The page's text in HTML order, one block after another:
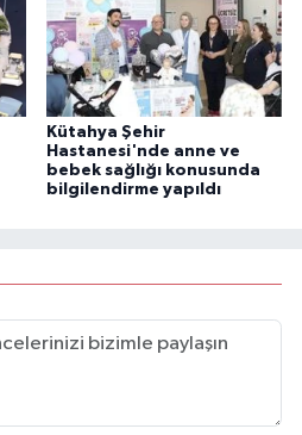
Kütahya Şehir
Hastanesi'nde anne ve
bebek sağlığı konusunda
bilgilendirme yapıldı